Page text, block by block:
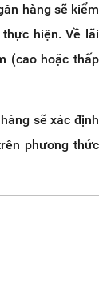
hàng sẽ kiểm
hiện. Về lãi
(cao hoặc thấp
sẽ xác định
phương thức